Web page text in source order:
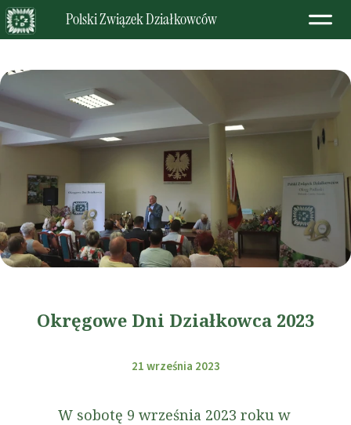
Polski Związek Działkowców
21 września 2023
Okręgowe Dni Działkowca 2023
W sobotę 9 września 2023 roku w